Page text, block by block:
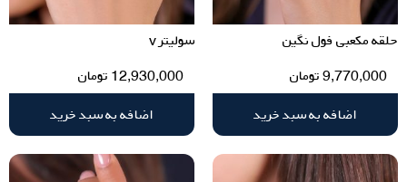
حلقه مکعبی فول نگین
9,770,000تومان
اضافه به سبد خرید
سولیتر v
12,930,000 تومان
اضافه به سبد خرید